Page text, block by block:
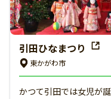
引田ひなまつり
東かがわ市
かつて引田では女児が